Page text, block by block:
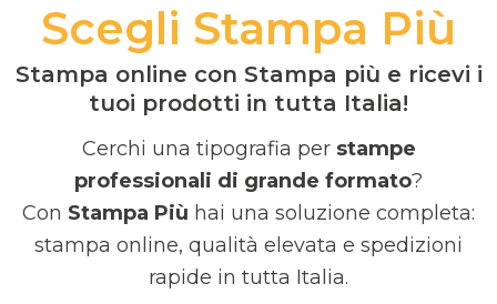
Scegli Stampa Più
Stampa online con Stampa più e ricevi i
tuoi prodotti in tutta Italia!
Cerchi una tipografia per stampe
professionali di grande formato?
Con Stampa Più hai una soluzione completa:
stampa online, qualità elevata e spedizioni
rapide in tutta Italia.